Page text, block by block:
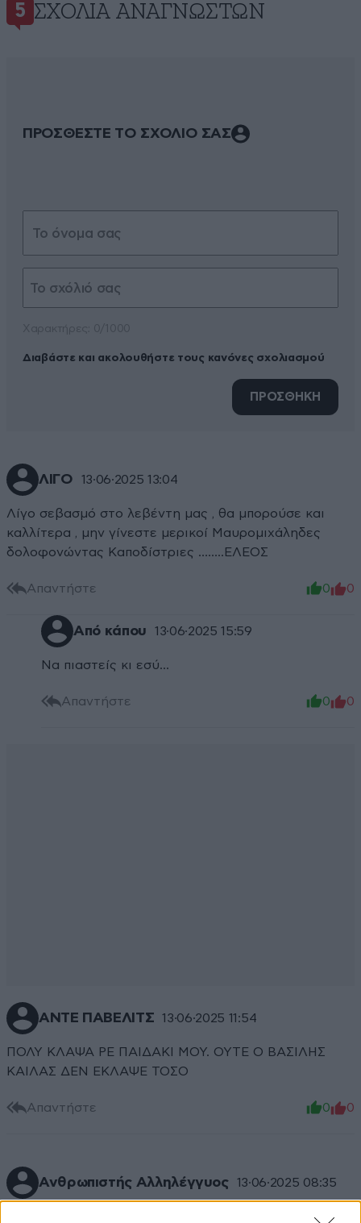
5 ΣΧΌΛΙΑ ΑΝΑΓΝΩΣΤΏΝ
ΠΡΟΣΘΕΣΤΕ ΤΟ ΣΧΟΛΙΟ ΣΑΣ
Διαβάστε και ακολουθήστε τους κανόνες σχολιασμού
ΠΡΟΣΘΗΚΗ
ΛΙΓΟ 13·06·2025 13:04
Λίγο σεβασμό στο λεβέντη μας , θα μπορούσε και
καλλίτερα , μην γίνεστε μερικοί Μαυρομιχάληδες
δολοφονώντας Καποδίστριες ……..ΕΛΕΟΣ
Απαντήστε 0 0
Από κάπου 13·06·2025 15:59
Να πιαστείς κι εσύ...
Απαντήστε 0 0
ΑΝΤΕ ΠΑΒΕΛΙΤΣ 13·06·2025 11:54
ΠΟΛΥ ΚΛΑΨΑ ΡΕ ΠΑΙΔΑΚΙ ΜΟΥ. ΟΥΤΕ Ο ΒΑΣΙΛΗΣ
ΚΑΙΛΑΣ ΔΕΝ ΕΚΛΑΨΕ ΤΟΣΟ
Απαντήστε 0 0
Ανθρωπιστής Αλληλέγγυος 13·06·2025 08:35